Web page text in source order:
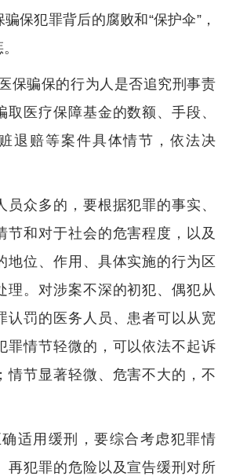
保犯罪背后的腐败和“保护伞”，
骗保的行为人是否追究刑事责
取医疗保障基金的数额、手段、
退赔等案件具体情节，依法决
众多的，要根据犯罪的事实、
节和对于社会的危害程度，以及
地位、作用、具体实施的行为区
理。对涉案不深的初犯、偶犯从
认罚的医务人员、患者可以从宽
罪情节轻微的，可以依法不起诉
情节显著轻微、危害不大的，不
用缓刑，要综合考虑犯罪情
再犯罪的危险以及宣告缓刑对所